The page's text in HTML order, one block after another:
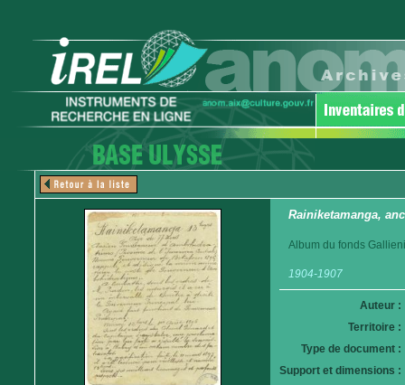
Rainiketamanga,
Album du fonds
1904-1907
Auteur :
Territoire :
Type de document :
Support et dimensions :